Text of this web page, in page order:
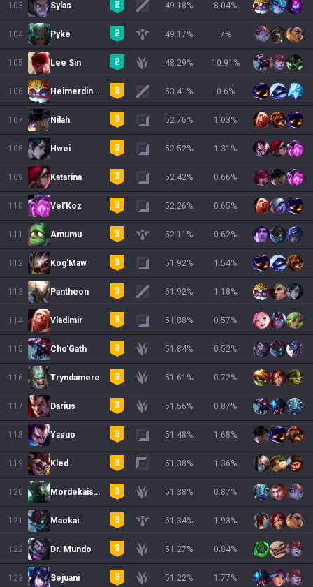
103 Sylas 49.18% 8.04%
104 Pyke 49.17% 7%
105 Lee Sin 48.29% 10.91 %
106 Heimerdinger 53.41 % 0.6%
107 Nilah 52.76% 1.03%
108 Hwei 52.52% 1.31 %
109 Katarina 52.42% 0.66%
110 Vel'Koz 52.26% 0.65%
111 Amumu 52.11 % 0.62%
112 Kog'Maw 51.92% 1.54%
113 Pantheon 51.92% 1.18%
114 Vladimir 51.88% 0.57%
115 Cho'Gath 51.84% 0.52%
116 Tryndamere 51.61 % 0.72%
117 Darius 51.56% 0.87%
118 Yasuo 51.48% 1.68%
119 Kled 51.38% 1.36%
120 Mordekaiser 51.38% 0.87%
121 Maokai 51.34% 1.93%
122 Dr. Mundo 51.27% 0.84%
123 Sejuani 51.22% 1.77%